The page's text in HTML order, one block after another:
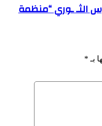
الثـ ـوري “منظمة
بـ *